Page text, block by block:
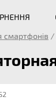
смартфонів /